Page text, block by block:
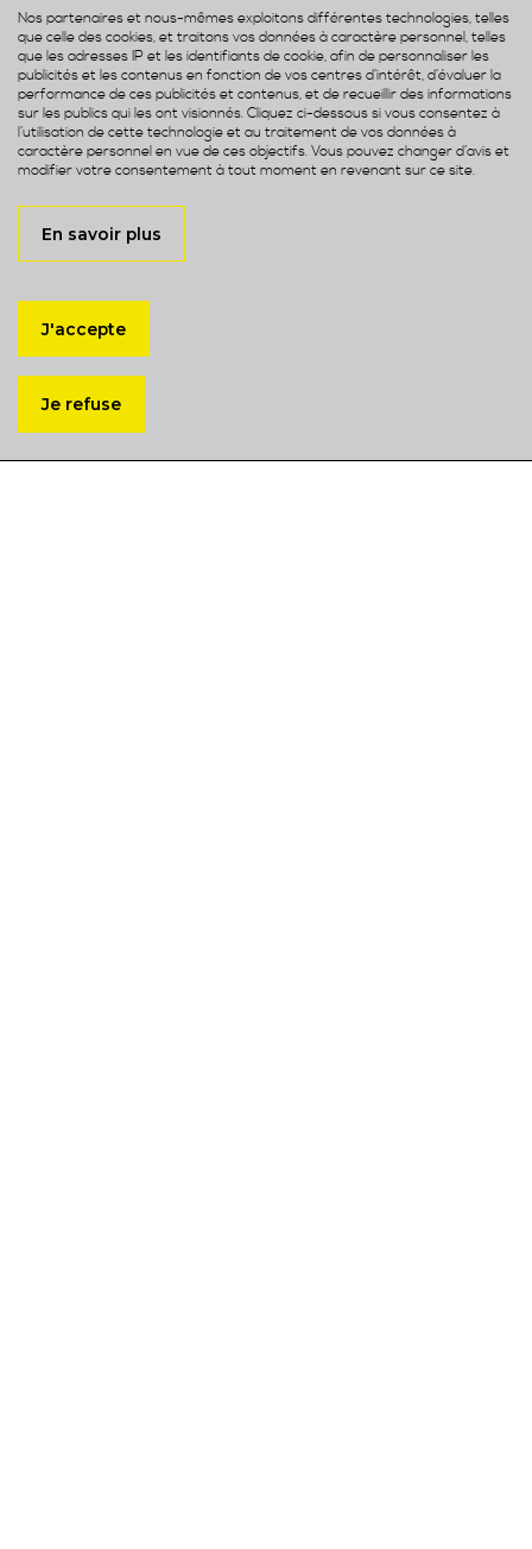
+4000
Nos partenaires et nous-mêmes exploitons différentes technologies, telles
que celle des cookies, et traitons vos données à caractère personnel, telles
que les adresses IP et les identifiants de cookie, afin de personnaliser les
publicités et les contenus en fonction de vos centres d’intérêt, d’évaluer la
performance de ces publicités et contenus, et de recueillir des informations
sur les publics qui les ont visionnés. Cliquez ci-dessous si vous consentez à
l’utilisation de cette technologie et au traitement de vos données à
caractère personnel en vue de ces objectifs. Vous pouvez changer d’avis et
modifier votre consentement à tout moment en revenant sur ce site.
En savoir plus
J'accepte
Je refuse